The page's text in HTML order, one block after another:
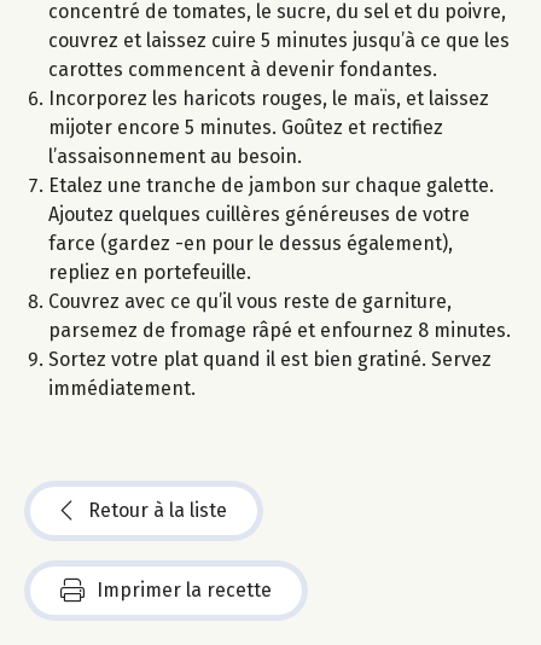
concentré de tomates, le sucre, du sel et du poivre,
couvrez et laissez cuire 5 minutes jusqu’à ce que les
carottes commencent à devenir fondantes.
Incorporez les haricots rouges, le maïs, et laissez
mijoter encore 5 minutes. Goûtez et rectifiez
l’assaisonnement au besoin.
Etalez une tranche de jambon sur chaque galette.
Ajoutez quelques cuillères généreuses de votre
farce (gardez -en pour le dessus également),
repliez en portefeuille.
Couvrez avec ce qu’il vous reste de garniture,
parsemez de fromage râpé et enfournez 8 minutes.
Sortez votre plat quand il est bien gratiné. Servez
immédiatement.
Retour à la liste
Imprimer la recette